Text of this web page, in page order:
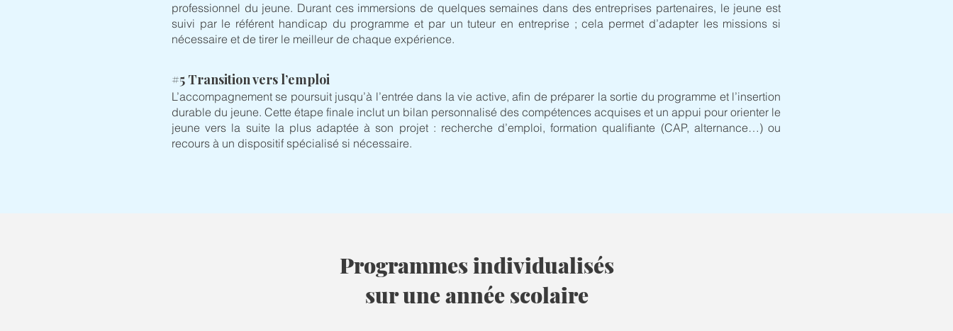
professionnel du jeune. Durant ces immersions de quelques semaines dans des entreprises partenaires, le jeune est
suivi par le référent handicap du programme et par un tuteur en entreprise ; cela permet d’adapter les missions si
nécessaire et de tirer le meilleur de chaque expérience.
#5 Transition vers l’emploi
​L’accompagnement se poursuit jusqu’à l’entrée dans la vie active, afin de préparer la sortie du programme et l’insertion
durable du jeune. Cette étape finale inclut un bilan personnalisé des compétences acquises et un appui pour orienter le
jeune vers la suite la plus adaptée à son projet : recherche d’emploi, formation qualifiante (CAP, alternance…) ou
recours à un dispositif spécialisé si nécessaire.
Programmes individualisés
sur une année scolaire